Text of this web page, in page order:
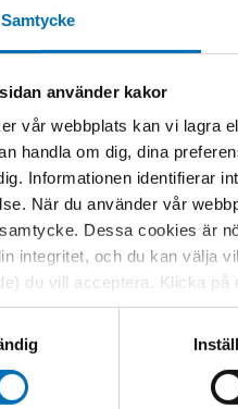
Samtycke
använder kakor
vår webbplats kan vi lagra
handla om dig, dina
Informationen identifierar
När du använder vår
Dessa cookies är
integritet, och du kan välja
du vill acceptera. Klicka
cookies. Observera att
du har besökt vår
ansvar för ingår i de
på betydelsen av
organisationer för att
i Norden med stöd av
Det krävs tillit och
behov i centrum.
distans, VOPD,
centrum i
Integrerad vård och
särskilda aktiviteter
vision 2030
inom